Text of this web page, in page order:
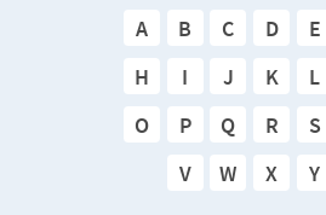
A B C D E
H
I J K L
O
P Q R S
V
W X Y